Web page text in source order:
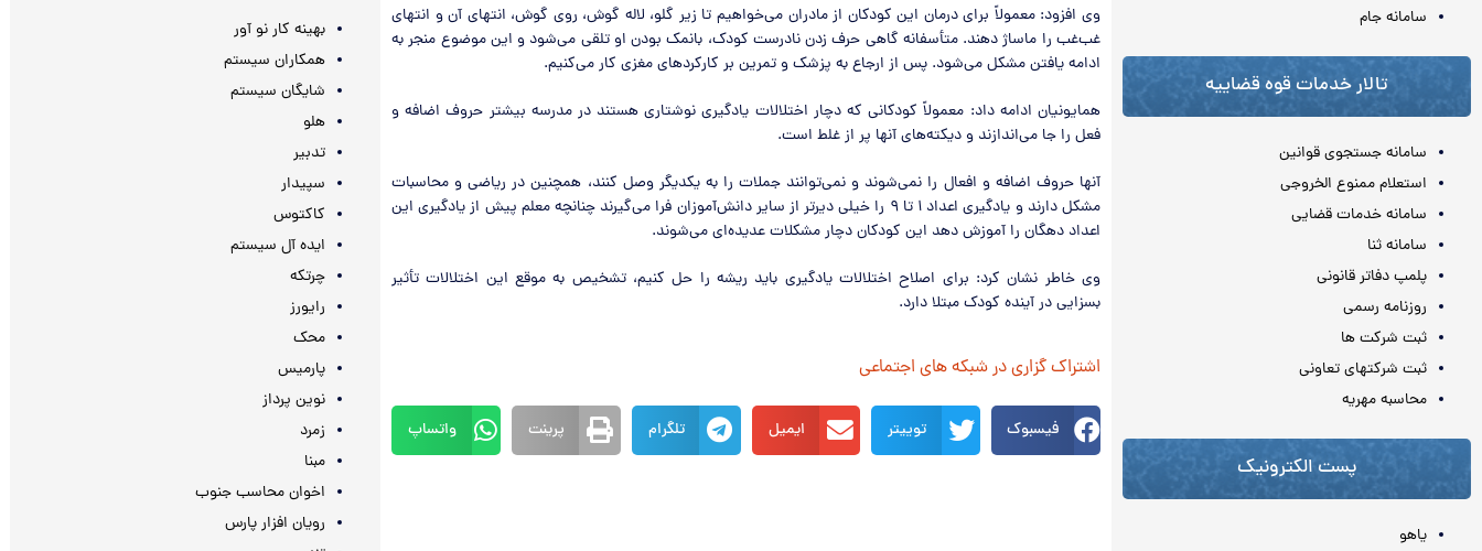
سامانه جام
تالار خدمات قوه قضاییه
سامانه جستجوی قوانین
استعلام ممنوع الخروجی
سامانه خدمات قضایی
سامانه ثنا
پلمپ دفاتر قانونی
روزنامه رسمی
ثبت شرکت ها
ثبت شرکتهای تعاونی
محاسبه مهريه
پست الکترونیک
یاهو
وی افزود: معمولاً برای درمان این کودکان از مادران می‌خواهیم تا زیر گلو، لاله گوش، روی گوش، انتهای آن و انتهای
غب‌غب را ماساژ دهند. متأسفانه گاهی حرف زدن نادرست کودک، بانمک بودن او تلقی می‌شود و این موضوع منجر به
ادامه یافتن مشکل می‌شود. پس از ارجاع به پزشک و تمرین بر کارکردهای مغزی کار می‌کنیم.
همایونیان ادامه داد: معمولاً کودکانی که دچار اختلالات یادگیری نوشتاری هستند در مدرسه بیشتر حروف اضافه و
فعل را جا می‌اندازند و دیکته‌های آنها پر از غلط است.
آنها حروف اضافه و افعال را نمی‌شوند و نمی‌توانند جملات را به یکدیگر وصل کنند، همچنین در ریاضی و محاسبات
مشکل دارند و یادگیری اعداد ۱ تا ۹ را خیلی دیرتر از سایر دانش‌آموزان فرا می‌گیرند چنانچه معلم پیش از یادگیری این
اعداد دهگان را آموزش دهد این کودکان دچار مشکلات عدیده‌ای می‌شوند.
وی خاطر نشان کرد: برای اصلاح اختلالات یادگیری باید ریشه را حل کنیم، تشخیص به موقع این اختلالات تأثیر
بسزایی در آینده کودک مبتلا دارد.
اشتراک گزاری در شبکه های اجتماعی
فیسبوک توییتر ایمیل تلگرام پرینت واتساپ
بهینه کار نو آور
همکاران سیستم
شایگان سیستم
هلو
تدبیر
سپیدار
کاکتوس
ایده آل سیستم
چرتکه
رایورز
محک
پارمیس
نوین پرداز
زمرد
مبنا
اخوان محاسب جنوب
رویان افزار پارس